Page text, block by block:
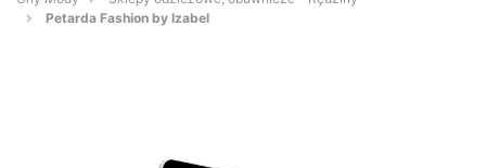
Petarda Fashion by Izabel